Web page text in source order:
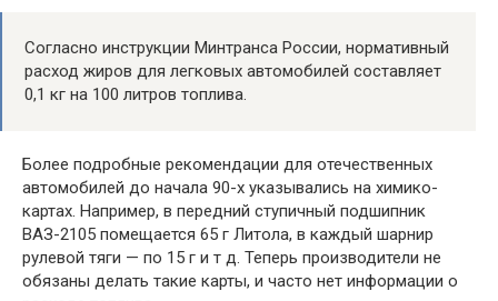
Согласно инструкции Минтранса России, нормативный
расход жиров для легковых автомобилей составляет
0,1 кг на 100 литров топлива.
Более подробные рекомендации для отечественных
автомобилей до начала 90-х указывались на химико-
картах. Например, в передний ступичный подшипник
ВАЗ-2105 помещается 65 г Литола, в каждый шарнир
рулевой тяги — по 15 г и т д. Теперь производители не
обязаны делать такие карты, и часто нет информации о